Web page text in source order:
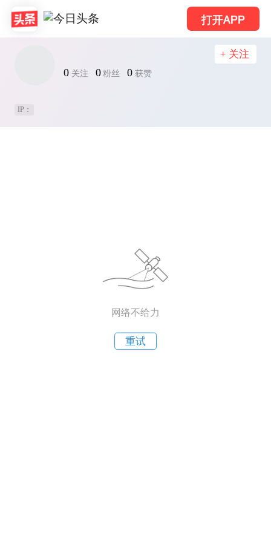
打开APP
0 关注 0 粉丝 0 获赞
+ 关注
IP：
网络不给力
重试